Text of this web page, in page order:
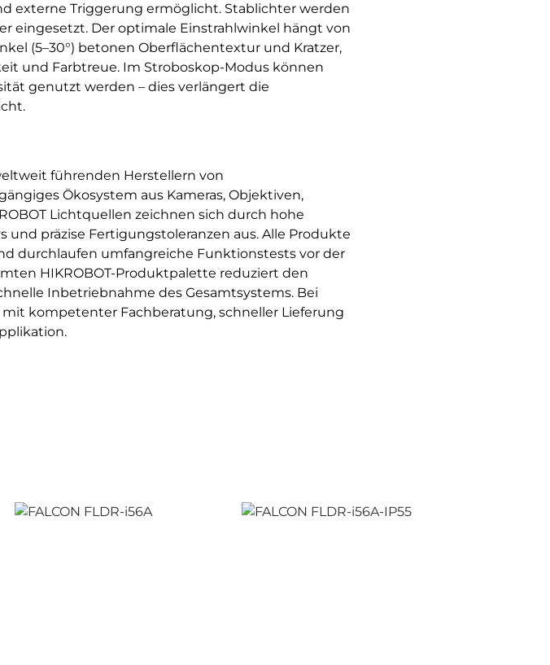
externe Triggerung ermöglicht. Stablichter werden
eingesetzt. Der optimale Einstrahlwinkel hängt von
(5–30°) betonen Oberflächentextur und Kratzer,
und Farbtreue. Im Stroboskop-Modus können
genutzt werden – dies verlängert die
führenden Herstellern von
Ökosystem aus Kameras, Objektiven,
Lichtquellen zeichnen sich durch hohe
und präzise Fertigungstoleranzen aus. Alle Produkte
durchlaufen umfangreiche Funktionstests vor der
HIKROBOT-Produktpalette reduziert den
Inbetriebnahme des Gesamtsystems. Bei
mit kompetenter Fachberatung, schneller Lieferung